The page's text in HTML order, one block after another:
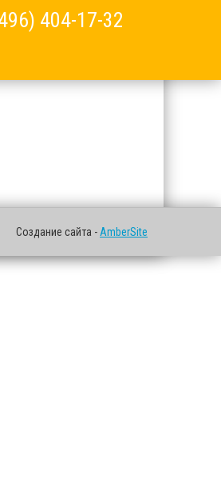
404-17-32
Создание сайта - AmberSite